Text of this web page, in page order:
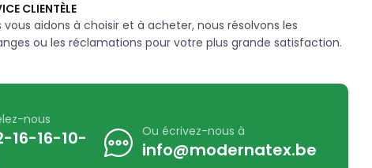
CLIENTÈLE
vous aidons à choisir et à acheter, nous résolvons les
ou les réclamations pour votre plus grande satisfaction.
nous
16-16-10-
Ou écrivez-nous à
info@modernatex.be